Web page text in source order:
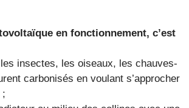
en fonctionnement, c’est
insectes, les oiseaux, les chauves-
carbonisés en voulant s’approcher
;